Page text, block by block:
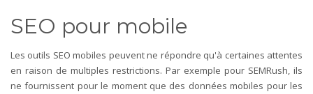
SEO pour mobile
Les outils SEO mobiles peuvent ne répondre qu'à certaines attentes
en raison de multiples restrictions. Par exemple pour SEMRush, ils
ne fournissent pour le moment que des données mobiles pour les